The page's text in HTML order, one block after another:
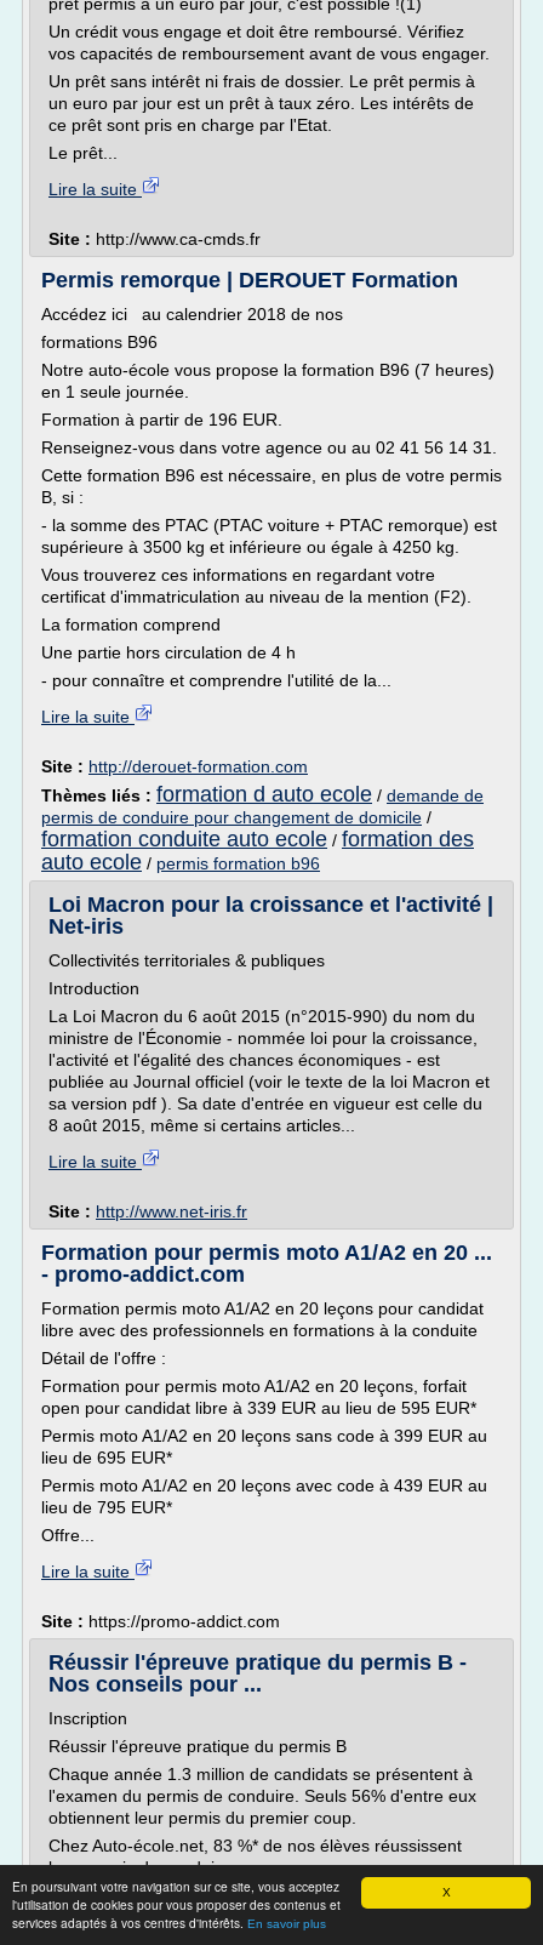
X
En poursuivant votre navigation sur ce site, vous acceptez
l'utilisation de cookies pour vous proposer des contenus et
services adaptés à vos centres d'intérêts. En savoir plus
Un crédit vous engage et doit être remboursé. Vérifiez
vos capacités de remboursement avant de vous engager.
Un prêt sans intérêt ni frais de dossier. Le prêt permis à
un euro par jour est un prêt à taux zéro. Les intérêts de
ce prêt sont pris en charge par l'Etat.
Le prêt...
Lire la suite
Site : http://www.ca-cmds.fr
Permis remorque | DEROUET Formation
Accédez ici au calendrier 2018 de nos
formations B96
Notre auto-école vous propose la formation B96 (7 heures)
en 1 seule journée.
Formation à partir de 196 EUR.
Renseignez-vous dans votre agence ou au 02 41 56 14 31.
Cette formation B96 est nécessaire, en plus de votre permis
B, si :
- la somme des PTAC (PTAC voiture + PTAC remorque) est
supérieure à 3500 kg et inférieure ou égale à 4250 kg.
Vous trouverez ces informations en regardant votre
certificat d'immatriculation au niveau de la mention (F2).
La formation comprend
Une partie hors circulation de 4 h
- pour connaître et comprendre l'utilité de la...
Lire la suite
Site : http://derouet-formation.com
Thèmes liés : formation d auto ecole / demande de
permis de conduire pour changement de domicile /
formation conduite auto ecole / formation des
auto ecole / permis formation b96
Loi Macron pour la croissance et l'activité |
Net-iris
Collectivités territoriales & publiques
Introduction
La Loi Macron du 6 août 2015 (n°2015-990) du nom du
ministre de l'Économie - nommée loi pour la croissance,
l'activité et l'égalité des chances économiques - est
publiée au Journal officiel (voir le texte de la loi Macron et
sa version pdf ). Sa date d'entrée en vigueur est celle du
8 août 2015, même si certains articles...
Lire la suite
Site : http://www.net-iris.fr
Formation pour permis moto A1/A2 en 20 ...
- promo-addict.com
Formation permis moto A1/A2 en 20 leçons pour candidat
libre avec des professionnels en formations à la conduite
Détail de l'offre :
Formation pour permis moto A1/A2 en 20 leçons, forfait
open pour candidat libre à 339 EUR au lieu de 595 EUR*
Permis moto A1/A2 en 20 leçons sans code à 399 EUR au
lieu de 695 EUR*
Permis moto A1/A2 en 20 leçons avec code à 439 EUR au
lieu de 795 EUR*
Offre...
Lire la suite
Site : https://promo-addict.com
Réussir l'épreuve pratique du permis B -
Nos conseils pour ...
Inscription
Réussir l'épreuve pratique du permis B
Chaque année 1.3 million de candidats se présentent à
l'examen du permis de conduire. Seuls 56% d'entre eux
obtiennent leur permis du premier coup.
Chez Auto-école.net, 83 %* de nos élèves réussissent
leur permis de conduire.
(* taux calculé sur les 1 000 derniers élèves d'Auto-
école.net qui ont passé leur permis 1 ou 2...